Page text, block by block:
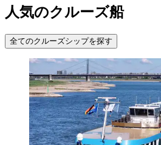
人気のクルーズ船
全てのクルーズシップを探す